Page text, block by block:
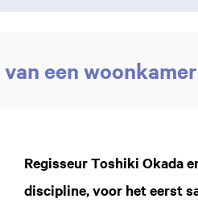
een woonkamer
Regisseur Toshiki Okada
discipline, voor het eerst